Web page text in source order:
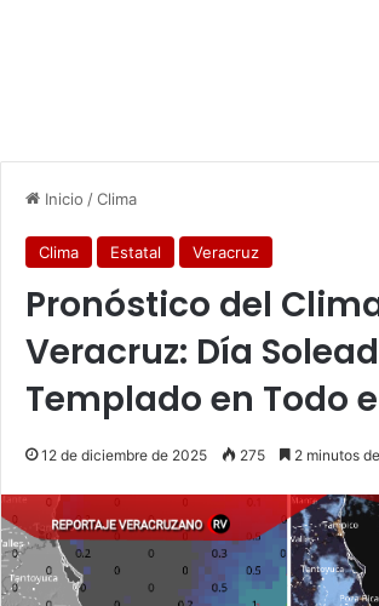
Inicio /Clima
Clima Estatal Veracruz
Pronóstico del
Veracruz: Día
Templado en Todo
12 de diciembre de 2025 275 2 minutos